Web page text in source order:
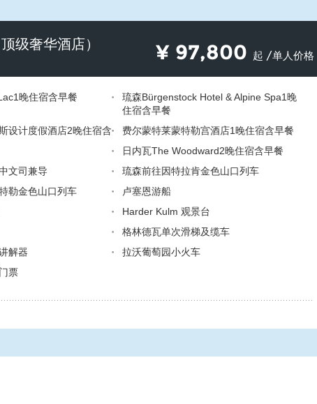
级奢华酒店） ¥ 97,800 起 /单人价格
晚住宿含早餐
琉森Bürgenstock Hotel & Alpine Spa1晚
住宿含早餐
设计度假酒店2晚住宿含
费尔蒙特莱蒙特勒宫酒店1晚住宿含早餐
日内瓦The Woodward2晚住宿含早餐
文司兼导
琉森前往因特拉肯金色山口列车
勒金色山口列车
卢塞恩游船
Harder Kulm 观景台
格林德瓦单次滑梯及缆车
解器
拉沃葡萄园小火车
票